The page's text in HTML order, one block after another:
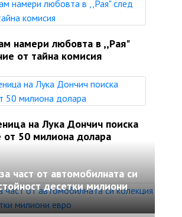
намери любовта в ,,Рая"
от тайна комисия
на Лука Дончич поиска
50 милиона долара
част от автомобилната си
десетки милиони